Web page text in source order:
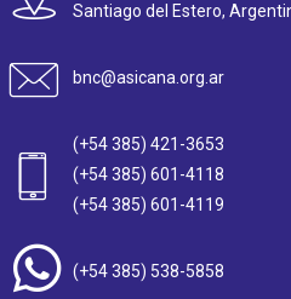
Santiago del Estero,
bnc@asicana.org.ar
(+54 385) 421-3653
(+54 385) 601-4118
(+54 385) 601-4119
(+54 385) 538-5858